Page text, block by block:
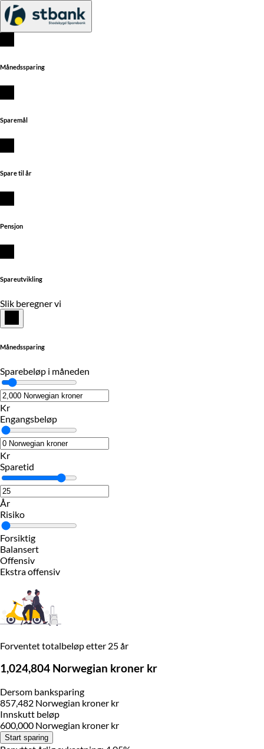
Månedssparing
Sparemål
Spare til år
Pensjon
Spareutvikling
Slik beregner vi
Månedssparing
Sparebeløp i måneden
Kr
Engangsbeløp
Kr
Sparetid
År
Risiko
Forsiktig
Balansert
Offensiv
Ekstra offensiv
Forventet totalbeløp etter 25 år
1,024,804 Norwegian kroner kr
Dersom banksparing
857,482 Norwegian kroner kr
Innskutt beløp
600,000 Norwegian kroner kr
Start sparing